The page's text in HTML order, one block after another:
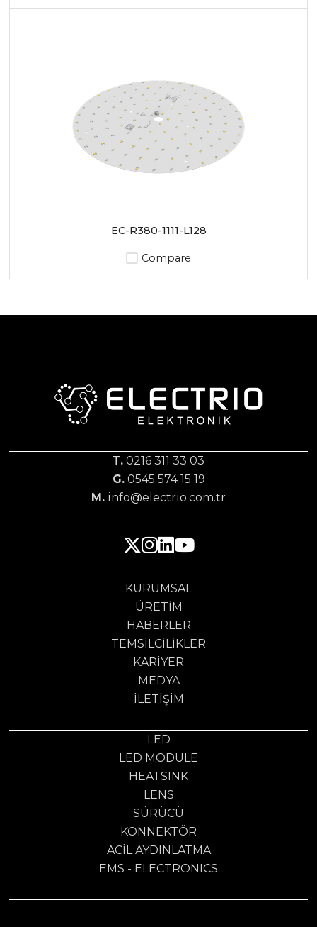
EC-R380-1111-L128
Compare
T. 0216 311 33 03
G.0545 574 15 19
M. info@electrio.com.tr
KURUMSAL
ÜRETIM
HABERLER
TEMSILCILIKLER
KARIYER
MEDYA
İLETIŞIM
LED
LED MODULE
HEATSINK
LENS
SÜRÜCÜ
KONNEKTÖR
ACİL AYDINLATMA
EMS - ELECTRONICS